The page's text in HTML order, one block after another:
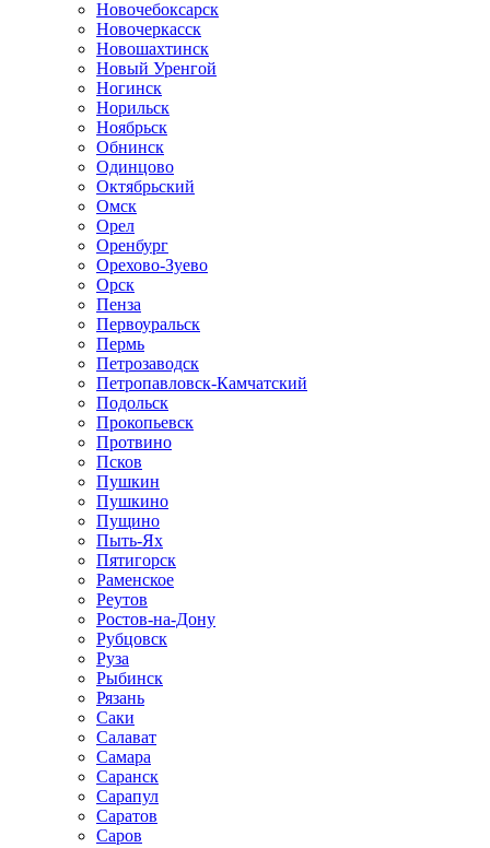
Новочебоксарск
Новочеркасск
Новошахтинск
Новый Уренгой
Ногинск
Норильск
Ноябрьск
Обнинск
Одинцово
Октябрьский
Омск
Орел
Оренбург
Орехово-Зуево
Орск
Пенза
Первоуральск
Пермь
Петрозаводск
Петропавловск-Камчатский
Подольск
Прокопьевск
Протвино
Псков
Пушкин
Пушкино
Пущино
Пыть-Ях
Пятигорск
Раменское
Реутов
Ростов-на-Дону
Рубцовск
Руза
Рыбинск
Рязань
Саки
Салават
Самара
Саранск
Сарапул
Саратов
Саров